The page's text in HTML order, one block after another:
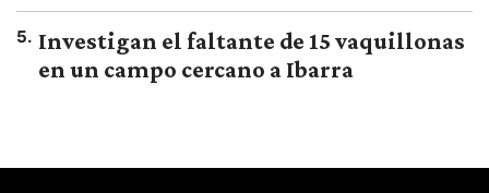
5. Investigan el faltante de 15 vaquillonas
en un campo cercano a Ibarra